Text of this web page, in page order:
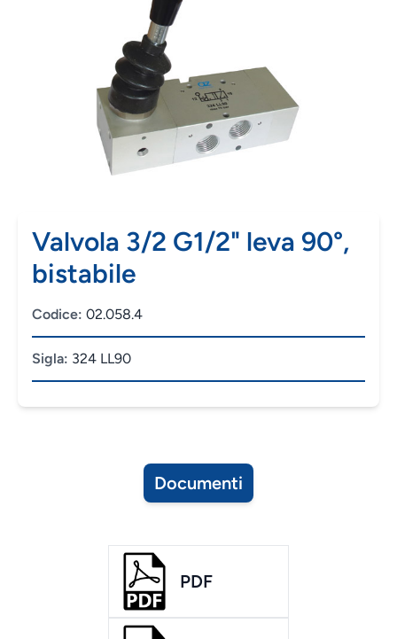
Valvola 3/2 G1/2" leva 90°,
bistabile
Codice: 02.058.4
Sigla: 324 LL90
Documenti
PDF